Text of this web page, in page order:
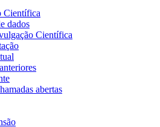
Científica
dados
Científica
abertas